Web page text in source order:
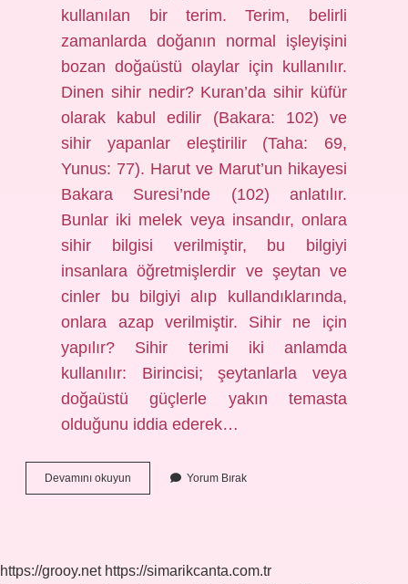
kullanılan bir terim. Terim, belirli
zamanlarda doğanın normal işleyişini
bozan doğaüstü olaylar için kullanılır.
Dinen sihir nedir? Kuran’da sihir küfür
olarak kabul edilir (Bakara: 102) ve
sihir yapanlar eleştirilir (Taha: 69,
Yunus: 77). Harut ve Marut’un hikayesi
Bakara Suresi’nde (102) anlatılır.
Bunlar iki melek veya insandır, onlara
sihir bilgisi verilmiştir, bu bilgiyi
insanlara öğretmişlerdir ve şeytan ve
cinler bu bilgiyi alıp kullandıklarında,
onlara azap verilmiştir. Sihir ne için
yapılır? Sihir terimi iki anlamda
kullanılır: Birincisi; şeytanlarla veya
doğaüstü güçlerle yakın temasta
olduğunu iddia ederek…
Devamını okuyun
Nedir
Yorum Bırak
https://grooy.net https://simarikcanta.com.tr